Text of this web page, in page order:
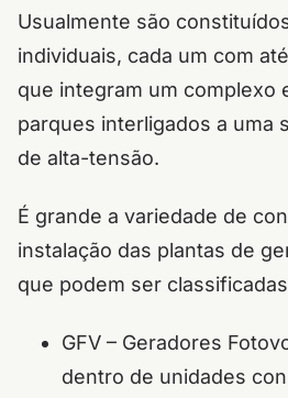
Usualmente são
individuais, cada um com
que integram um complexo
parques interligados a uma
de alta-tensão.
É grande a variedade de
instalação das plantas de
que podem ser
GFV – Geradores
dentro de unidades